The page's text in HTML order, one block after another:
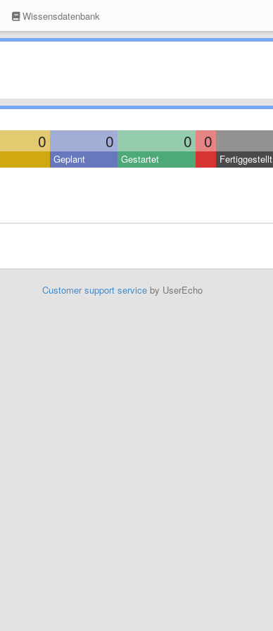
Wissensdatenbank
0 0 0 0
Geplant Gestartet Fertiggestellt
Customer support serviceby UserEcho